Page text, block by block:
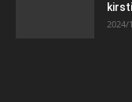
2024/